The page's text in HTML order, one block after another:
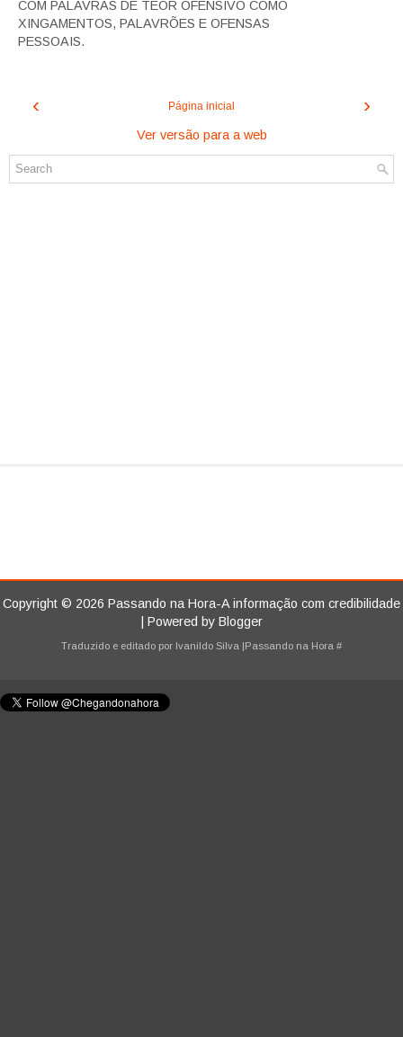
COM PALAVRAS DE TEOR OFENSIVO COMO
XINGAMENTOS, PALAVRÕES E OFENSAS
PESSOAIS.
‹ ›
Página inicial
Ver versão para a web
Copyright © 2026 Passando na Hora-A informação com credibilidade
| Powered by Blogger
Traduzido e editado por Ivanildo Silva |Passando na Hora #